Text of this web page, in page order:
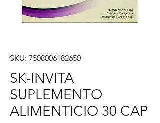
SKU: 7508006182650
SK-INVITA
SUPLEMENTO
ALIMENTICIO 30 CAP